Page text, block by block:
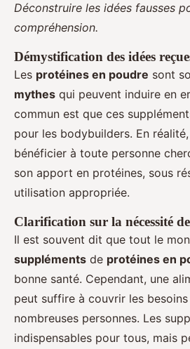
Déconstruire les idées fausses
compréhension.
Démystification des idées
Les protéines en poudre sont
mythes qui peuvent induire en
commun est que ces
pour les bodybuilders. En
bénéficier à toute personne
son apport en protéines, sous
utilisation appropriée.
Clarification sur la nécessité
Il est souvent dit que tout le
suppléments de protéines en
bonne santé. Cependant, une
peut suffire à couvrir les
nombreuses personnes. Les
indispensables pour tous, mais